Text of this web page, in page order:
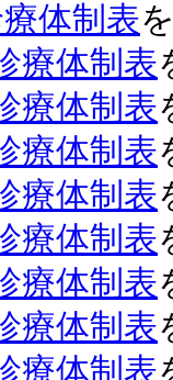
体制表
療体制表
療体制表
療体制表
療体制表
療体制表
療体制表
療体制表
療体制表